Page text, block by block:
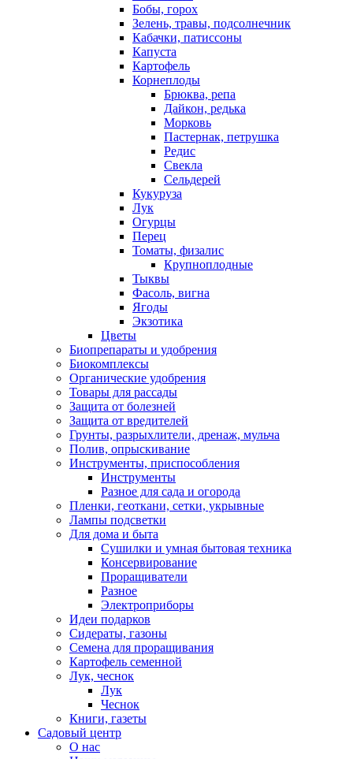
Бобы, горох
Зелень, травы, подсолнечник
Кабачки, патиссоны
Капуста
Картофель
Корнеплоды
Брюква, репа
Дайкон, редька
Морковь
Пастернак, петрушка
Редис
Свекла
Сельдерей
Кукуруза
Лук
Огурцы
Перец
Томаты, физалис
Крупноплодные
Тыквы
Фасоль, вигна
Ягоды
Экзотика
Цветы
Биопрепараты и удобрения
Биокомплексы
Органические удобрения
Товары для рассады
Защита от болезней
Защита от вредителей
Грунты, разрыхлители, дренаж, мульча
Полив, опрыскивание
Инструменты, приспособления
Инструменты
Разное для сада и огорода
Пленки, геоткани, сетки, укрывные
Лампы подсветки
Для дома и быта
Сушилки и умная бытовая техника
Консервирование
Проращиватели
Разное
Электроприборы
Идеи подарков
Сидераты, газоны
Семена для проращивания
Картофель семенной
Лук, чеснок
Лук
Чеснок
Книги, газеты
Садовый центр
О нас